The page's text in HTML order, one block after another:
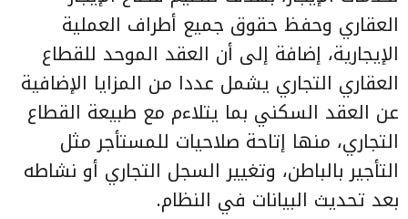
العقاري وحفظ حقوق جميع أطراف العملية
الإيجارية، إضافة إلى أن العقد الموحد للقطاع
العقاري التجاري يشمل عددا من المزايا الإضافية
عن العقد السكني بما يتلاءم مع طبيعة القطاع
التجاري، منها إتاحة صلاحيات للمستأجر مثل
التأجير بالباطن، وتغيير السجل التجاري أو نشاطه
بعد تحديث البيانات في النظام.